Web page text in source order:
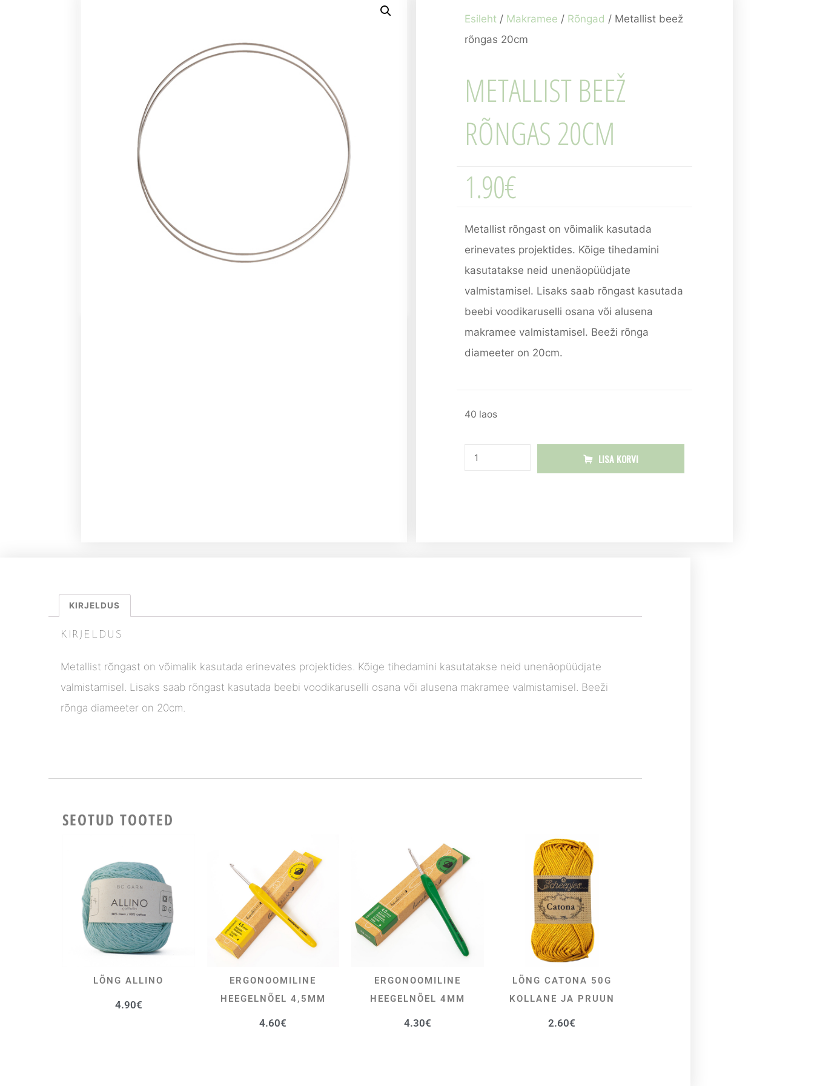
Esileht / Makramee / Rõngad / Metallist beež
rõngas 20cm
METALLIST BEEŽ
RÕNGAS 20CM
1.90€
Metallist rõngast on võimalik kasutada
erinevates projektides. Kõige tihedamini
kasutatakse neid unenäopüüdjate
valmistamisel. Lisaks saab rõngast kasutada
beebi voodikaruselli osana või alusena
makramee valmistamisel. Beeži rõnga
diameeter on 20cm.
40 laos
LISA KORVI
KIRJELDUS
KIRJELDUS
Metallist rõngast on võimalik kasutada erinevates projektides. Kõige tihedamini kasutatakse neid unenäopüüdjate
valmistamisel. Lisaks saab rõngast kasutada beebi voodikaruselli osana või alusena makramee valmistamisel. Beeži
rõnga diameeter on 20cm.
SEOTUD TOOTED
VALI
LÕNG ALLINO
4.90€
LISA KORVI
ERGONOOMILINE
HEEGELNÕEL 4,5MM
4.60€
LISA KORVI
ERGONOOMILINE
HEEGELNÕEL 4MM
4.30€
VALI
LÕNG CATONA 50G
KOLLANE JA PRUUN
2.60€